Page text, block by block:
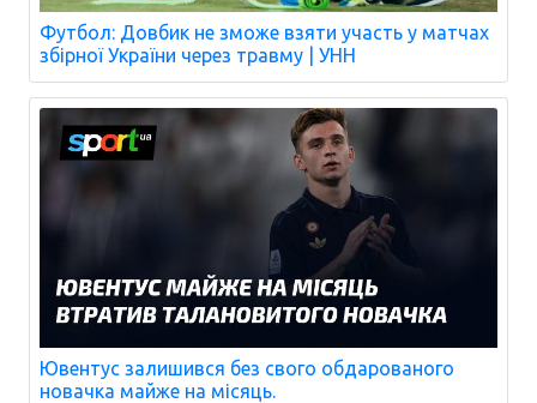
Футбол: Довбик не зможе взяти участь у матчах
збірної України через травму | УНН
Ювентус залишився без свого обдарованого
новачка майже на місяць.